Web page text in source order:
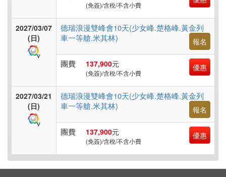
鐵
台
郵
輪
障
礙
(免簽)/含稅/不含小費
2027/03/07
(日)
德瑞浪漫雙峰會10天(少女峰.楚格峰.黃金列
車一等艙.米其林)
報名
團費 137,900元
(免簽)/含稅/不含小費
優惠
2027/03/21
(日)
德瑞浪漫雙峰會10天(少女峰.楚格峰.黃金列
車一等艙.米其林)
報名
團費 137,900元
(免簽)/含稅/不含小費
優惠